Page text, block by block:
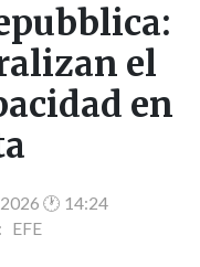
el
en
🕐 14:24
EFE